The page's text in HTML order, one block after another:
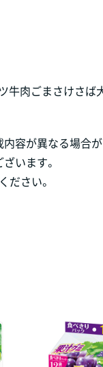
牛肉ごまさけさば
容が異なる場合が
います。
ださい。